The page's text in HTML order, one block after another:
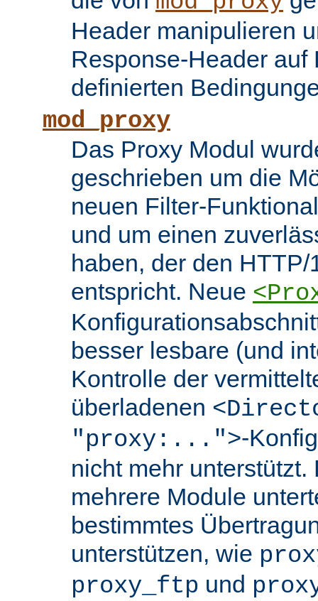
Header manipulieren
Response-Header auf
definierten
mod_proxy
Das Proxy Modul
geschrieben um die
neuen Filter-
und um einen
haben, der den
entspricht. Neue
besser lesbare (und
Kontrolle der
überladenen
"proxy:...">-
nicht mehr
mehrere Module
bestimmtes
unterstützen, wie
proxy_ftp und